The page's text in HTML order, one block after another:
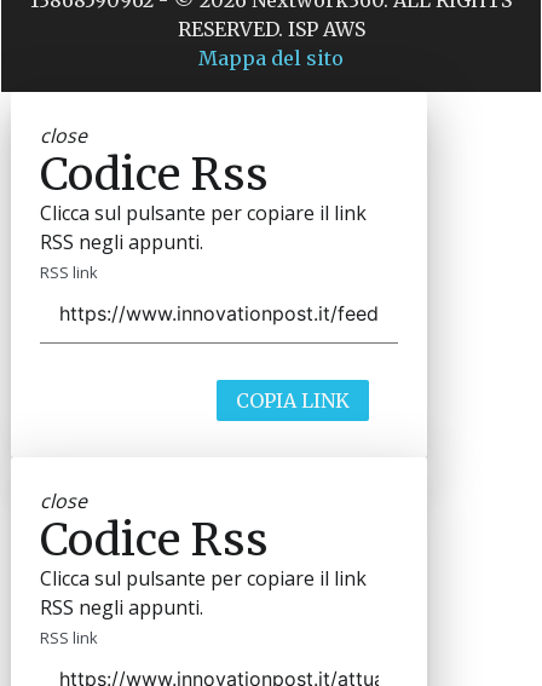
RESERVED. ISP AWS
Mappa del sito
close
Codice Rss
Clicca sul pulsante per copiare il link
RSS negli appunti.
RSS link
COPIA LINK
close
Codice Rss
Clicca sul pulsante per copiare il link
RSS negli appunti.
RSS link